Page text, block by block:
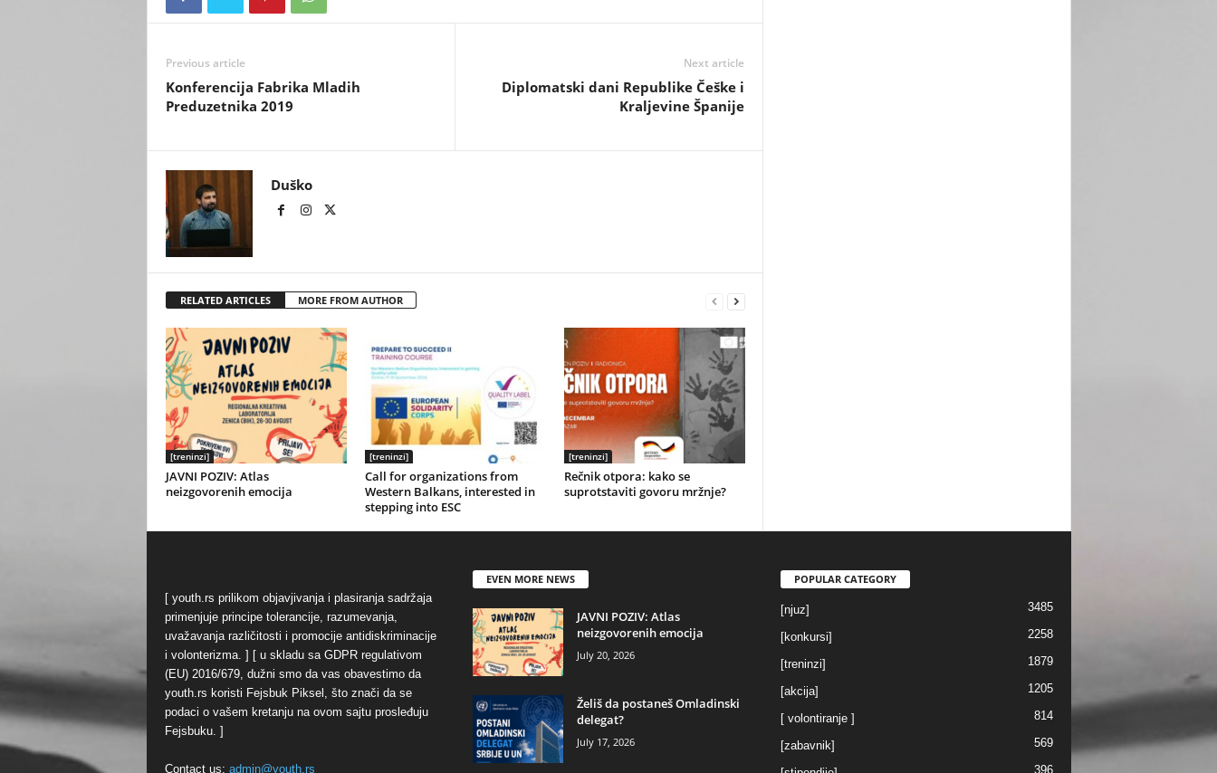
Previous article
Konferencija Fabrika Mladih
Preduzetnika 2019
Next article
Diplomatski dani Republike Češke i
Kraljevine Španije
Duško
RELATED ARTICLES MORE FROM AUTHOR
[treninzi]
JAVNI POZIV: Atlas
neizgovorenih emocija
[treninzi]
Call for organizations from
Western Balkans, interested in
stepping into ESC
[treninzi]
Rečnik otpora: kako se
suprotstaviti govoru mržnje?
[ youth.rs prilikom objavjivanja i plasiranja sadržaja
primenjuje principe tolerancije, razumevanja,
uvažavanja različitosti i promocije antidiskriminacije
i volonterizma. ] [ u skladu sa GDPR regulativom
(EU) 2016/679, dužni smo da vas obavestimo da
youth.rs koristi Fejsbuk Piksel, što znači da se
podaci o vašem kretanju na ovom sajtu prosleđuju
Fejsbuku. ]
Contact us: admin@youth.rs
EVEN MORE NEWS
JAVNI POZIV: Atlas
neizgovorenih emocija
July 20, 2026
Želiš da postaneš Omladinski
delegat?
July 17, 2026
POPULAR CATEGORY
[njuz] 3485
[konkursi] 2258
[treninzi] 1879
[akcija] 1205
[ volontiranje ] 814
[zabavnik] 569
396